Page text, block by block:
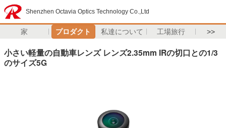
Shenzhen Octavia Optics Technology Co.,Ltd
家 プロダクト 私達について 工場旅行 >>
小さい軽量の自動車レンズ レンズ2.35mm IRの切口との1/3
のサイズ5G